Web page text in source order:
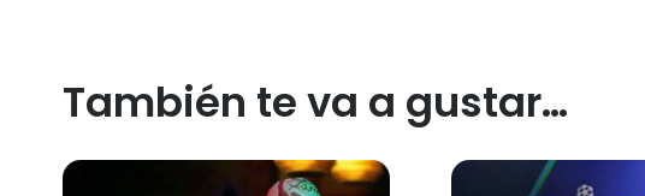
También te va a gustar…